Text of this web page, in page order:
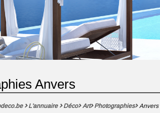
Anvers
L'annuaire Déco Art Photographies Anvers